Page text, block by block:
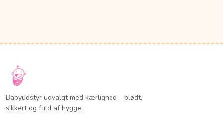
Babyudstyr udvalgt med kærlighed – blødt,
sikkert og fuld af hygge.